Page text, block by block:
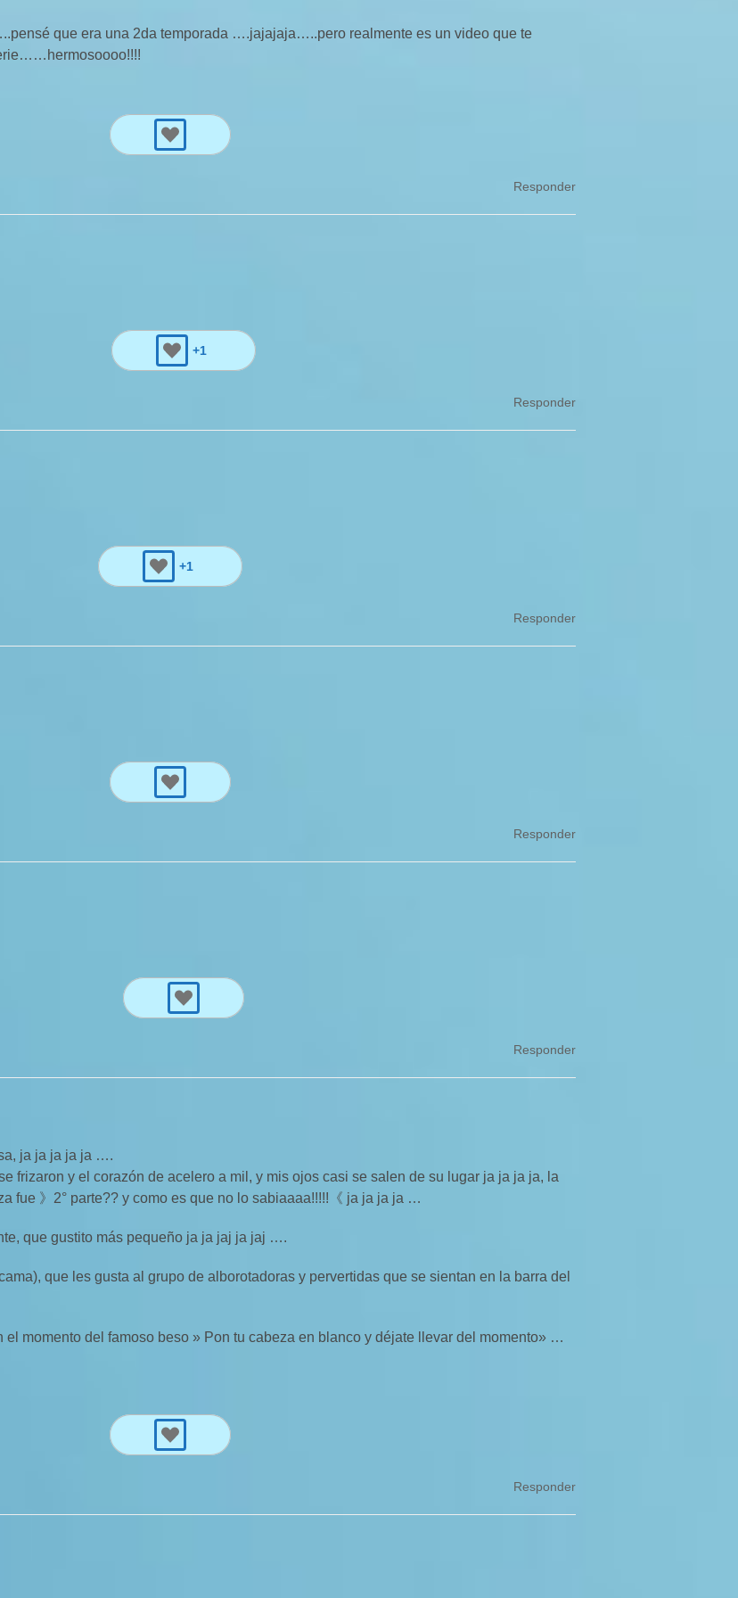
que era una 2da temporada ….jajajaja…..pero realmente es un video que te
Responder
+1
Responder
+1
Responder
Responder
Responder
ja ja ja ja ja ….
frizaron y el corazón de acelero a mil, y mis ojos casi se salen de su lugar ja ja ja ja, la
fue 》2° parte?? y como es que no lo sabiaaaa!!!!!《 ja ja ja ja …
que gustito más pequeño ja ja jaj ja jaj ….
que les gusta al grupo de alborotadoras y pervertidas que se sientan en la barra del
el momento del famoso beso » Pon tu cabeza en blanco y déjate llevar del momento» …
Responder